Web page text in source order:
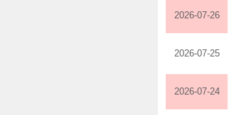
2026-07-26
2026-07-25
2026-07-24